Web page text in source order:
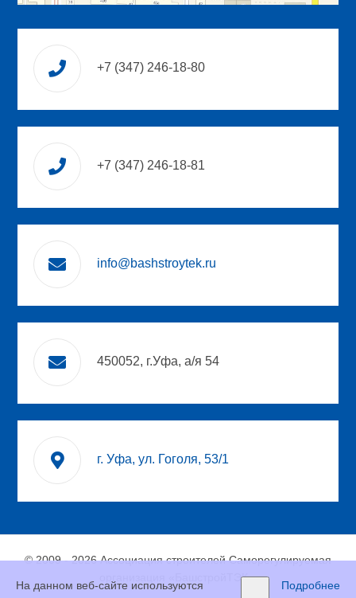
+7 (347) 246-18-80
+7 (347) 246-18-81
info@bashstroytek.ru
450052, г.Уфа, а/я 54
г. Уфа, ул. Гоголя, 53/1
© 2009 - 2026 Ассоциация строителей Саморегулируемая
организация «БашстройТЭК».
На данном веб-сайте используются
Подробнее